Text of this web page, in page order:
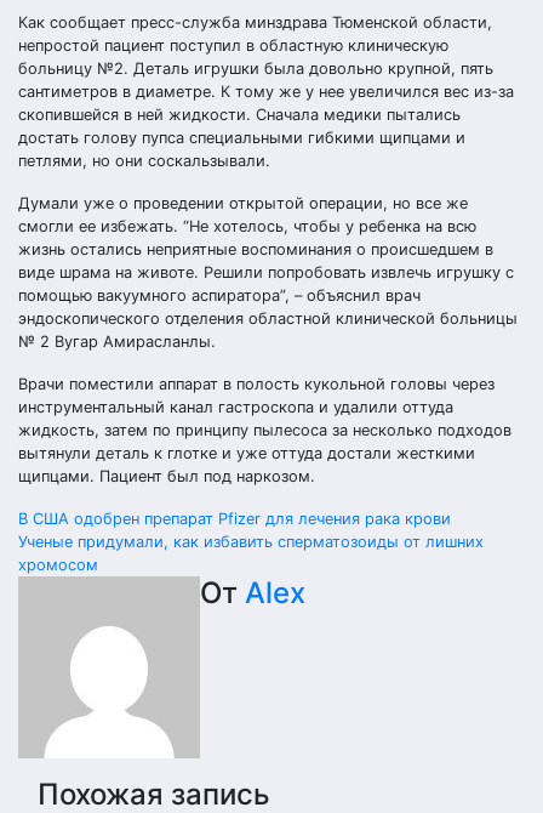
Как сообщает пресс-служба минздрава Тюменской области,
непростой пациент поступил в областную клиническую
больницу №2. Деталь игрушки была довольно крупной, пять
сантиметров в диаметре. К тому же у нее увеличился вес из-за
скопившейся в ней жидкости. Сначала медики пытались
достать голову пупса специальными гибкими щипцами и
петлями, но они соскальзывали.
Думали уже о проведении открытой операции, но все же
смогли ее избежать. “Не хотелось, чтобы у ребенка на всю
жизнь остались неприятные воспоминания о происшедшем в
виде шрама на животе. Решили попробовать извлечь игрушку с
помощью вакуумного аспиратора”, – объяснил врач
эндоскопического отделения областной клинической больницы
№ 2 Вугар Амирасланлы.
Врачи поместили аппарат в полость кукольной головы через
инструментальный канал гастроскопа и удалили оттуда
жидкость, затем по принципу пылесоса за несколько подходов
вытянули деталь к глотке и уже оттуда достали жесткими
щипцами. Пациент был под наркозом.
Навигация
по
записям
В США одобрен препарат Pfizer для лечения рака крови
Ученые придумали, как избавить сперматозоиды от лишних
хромосом
От Alex
Похожая запись